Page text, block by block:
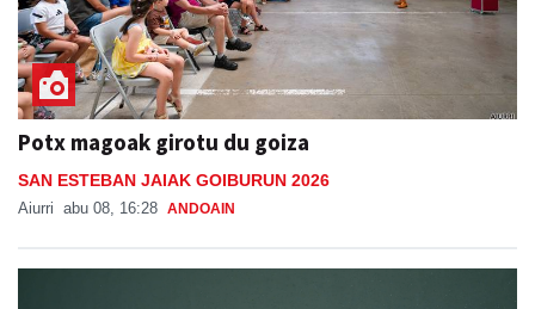
Potx magoak girotu du goiza
SAN ESTEBAN JAIAK GOIBURUN 2026
Aiurri abu 08, 16:28 ANDOAIN